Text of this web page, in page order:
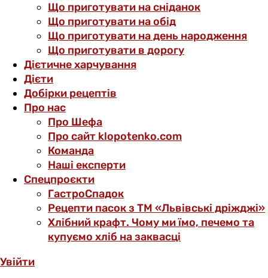
Що приготувати на сніданок
Що приготувати на обід
Що приготувати на день народження
Що приготувати в дорогу
Дієтичне харчування
Дієти
Добірки рецептів
Про нас
Про Шефа
Про сайт klopotenko.com
Команда
Наші експерти
Спецпроєкти
ГастроСпадок
Рецепти пасок з ТМ «Львівські дріжджі»
Хлібний крафт. Чому ми їмо, печемо та
купуємо хліб на заквасці
Увійти